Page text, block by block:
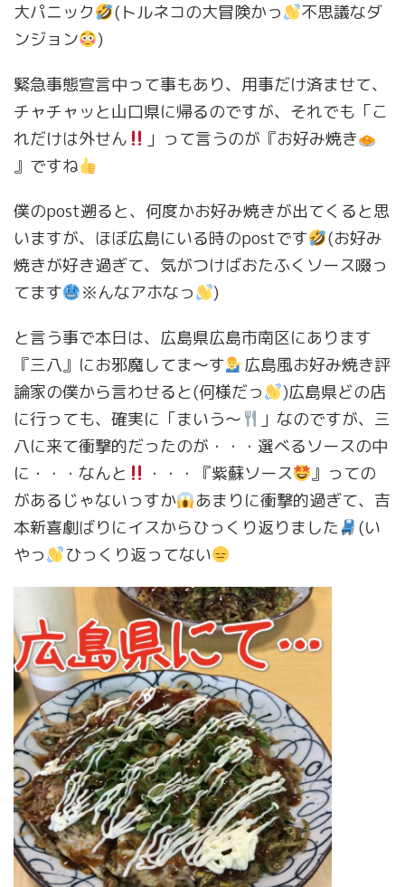
大パニック
(トルネコの大冒険かっ
不思議なダ
ンジョン
)
緊急事態宣言中って事もあり、用事だけ済ませて、
チャチャッと山口県に帰るのですが、それでも「こ
れだけは外せん
」って言うのが『お好み焼き
』ですね
僕のpost遡ると、何度かお好み焼きが出てくると思
いますが、ほぼ広島にいる時のpostです
(お好み
焼きが好き過ぎて、気がつけばおたふくソース啜っ
てます
※んなアホなっ
)
と言う事で本日は、広島県広島市南区にあります
『三八』にお邪魔してま〜す
広島風お好み焼き評
論家の僕から言わせると(何様だっ
)広島県どの店
に行っても、確実に「まいう〜
」なのですが、三
八に来て衝撃的だったのが・・・選べるソースの中
に・・・なんと
・・・『紫蘇ソース
』っての
があるじゃないっすか
あまりに衝撃的過ぎて、吉
本新喜劇ばりにイスからひっくり返りました
(い
やっ
ひっくり返ってない